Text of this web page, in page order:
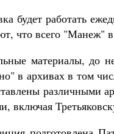
будет работать
что всего "Манеж" в
материалы, до
в архивах в том
различными
включая